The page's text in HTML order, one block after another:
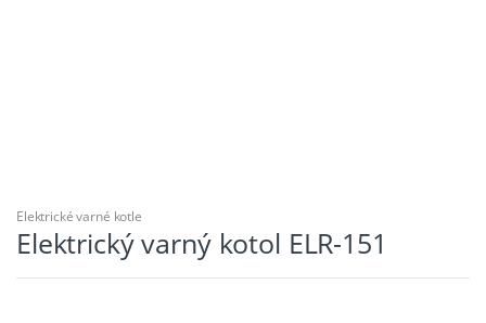
Elektrické varné kotle
Elektrický varný kotol ELR-151